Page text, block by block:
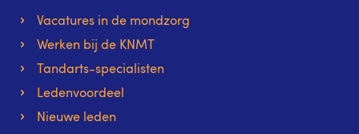
Vacatures in de mondzorg
Werken bij de KNMT
Tandarts-specialisten
Ledenvoordeel
Nieuwe leden